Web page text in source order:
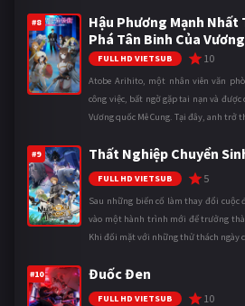
#8
Hậu Phương Mạnh Nhất
Phá Tân Binh Của
FULL HD VIETSUB 10
Atobe Arihito, một nhân viên văn
công việc, bất ngờ gặp tai nạn và
Vương quốc Mê Cung. Tại đây, anh trở
#9 Thất Nghiệp Chuyển
FULL HD VIETSUB 5
Sau những biến cố làm thay đổi cuộc
vào một hành trình mới để trưởng
Khi đối mặt với những thử thách ngày
#10 Đuốc Đen
FULL HD VIETSUB 10